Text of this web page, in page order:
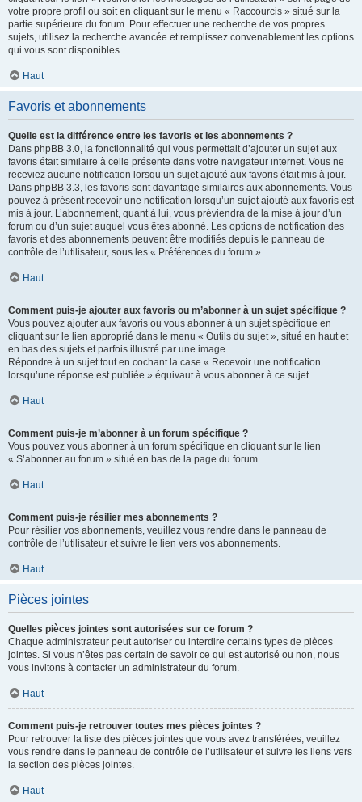
votre propre profil ou soit en cliquant sur le menu « Raccourcis » situé sur la
partie supérieure du forum. Pour effectuer une recherche de vos propres
sujets, utilisez la recherche avancée et remplissez convenablement les options
qui vous sont disponibles.
Haut
Favoris et abonnements
Quelle est la différence entre les favoris et les abonnements ?
Dans phpBB 3.0, la fonctionnalité qui vous permettait d’ajouter un sujet aux
favoris était similaire à celle présente dans votre navigateur internet. Vous ne
receviez aucune notification lorsqu’un sujet ajouté aux favoris était mis à jour.
Dans phpBB 3.3, les favoris sont davantage similaires aux abonnements. Vous
pouvez à présent recevoir une notification lorsqu’un sujet ajouté aux favoris est
mis à jour. L’abonnement, quant à lui, vous préviendra de la mise à jour d’un
forum ou d’un sujet auquel vous êtes abonné. Les options de notification des
favoris et des abonnements peuvent être modifiés depuis le panneau de
contrôle de l’utilisateur, sous les « Préférences du forum ».
Haut
Comment puis-je ajouter aux favoris ou m’abonner à un sujet spécifique ?
Vous pouvez ajouter aux favoris ou vous abonner à un sujet spécifique en
cliquant sur le lien approprié dans le menu « Outils du sujet », situé en haut et
en bas des sujets et parfois illustré par une image.
Répondre à un sujet tout en cochant la case « Recevoir une notification
lorsqu’une réponse est publiée » équivaut à vous abonner à ce sujet.
Haut
Comment puis-je m’abonner à un forum spécifique ?
Vous pouvez vous abonner à un forum spécifique en cliquant sur le lien
« S’abonner au forum » situé en bas de la page du forum.
Haut
Comment puis-je résilier mes abonnements ?
Pour résilier vos abonnements, veuillez vous rendre dans le panneau de
contrôle de l’utilisateur et suivre le lien vers vos abonnements.
Haut
Pièces jointes
Quelles pièces jointes sont autorisées sur ce forum ?
Chaque administrateur peut autoriser ou interdire certains types de pièces
jointes. Si vous n’êtes pas certain de savoir ce qui est autorisé ou non, nous
vous invitons à contacter un administrateur du forum.
Haut
Comment puis-je retrouver toutes mes pièces jointes ?
Pour retrouver la liste des pièces jointes que vous avez transférées, veuillez
vous rendre dans le panneau de contrôle de l’utilisateur et suivre les liens vers
la section des pièces jointes.
Haut